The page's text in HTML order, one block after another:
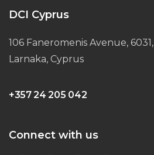
DCI Cyprus
106 Faneromenis Avenue, 6031,
Larnaka, Cyprus
+357 24 205 042
Connect with us